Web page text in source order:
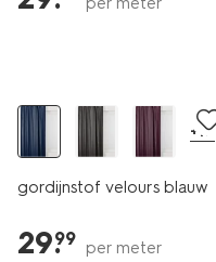
+17
gordijnstof velours blauw
29.
99 per meter